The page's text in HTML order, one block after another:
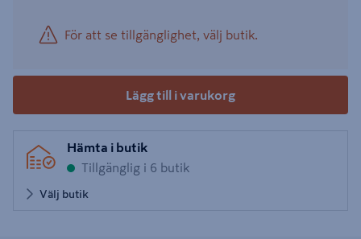
För att se tillgänglighet, välj butik.
Lägg till i varukorg
Hämta i butik
Tillgänglig i 6 butik
Välj butik